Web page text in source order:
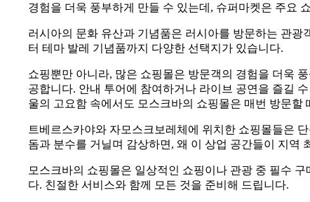
경험을 더욱 풍부하게 만들 수 있는데, 슈퍼마켓은 주요
러시아의 문화 유산과 기념품은 러시아를 방문하는 관
터 테마 발레 기념품까지 다양한 선택지가 있습니다.
쇼핑뿐만 아니라, 많은 쇼핑몰은 방문객의 경험을 더욱
공합니다. 안내 투어에 참여하거나 라이브 공연을 즐길
울의 고요함 속에서도 모스크바의 쇼핑몰은 매번 방문할
트베르스카야와 자모스크보레체에 위치한 쇼핑몰들은
돔과 분수를 거닐며 감상하면, 왜 이 상업 공간들이 지역
모스크바의 쇼핑몰은 일상적인 쇼핑이나 관광 중 필수
다. 친절한 서비스와 함께 모든 것을 준비해 드립니다.